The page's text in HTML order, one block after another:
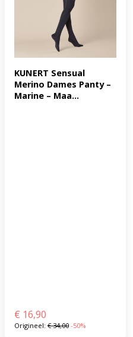
KUNERT Sensual
Merino Dames Panty –
Marine – Maa...
€ 16,90
Origineel: €34,00 -50%